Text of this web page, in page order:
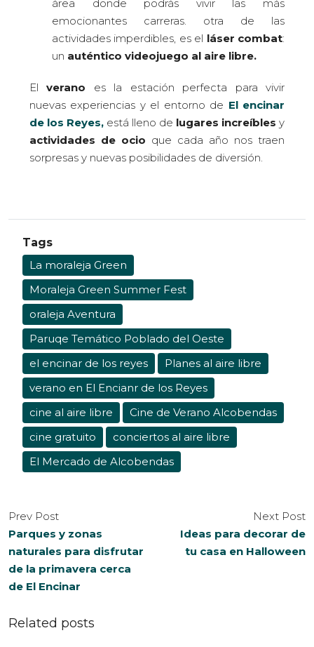
área donde podrás vivir las más
emocionantes carreras. otra de las
actividades imperdibles, es el láser combat:
un auténtico videojuego al aire libre.
Elverano es la estación perfecta para vivir
nuevas experiencias y el entorno de El encinar
de los Reyes, está lleno de lugares increíbles y
actividades de ocio que cada año nos traen
sorpresas y nuevas posibilidades de diversión.
Tags
La moraleja Green
Moraleja Green Summer Fest
oraleja Aventura
Paruqe Temático Poblado del Oeste
el encinar de los reyes
Planes al aire libre
verano en El Encianr de los Reyes
cine al aire libre
Cine de Verano Alcobendas
cine gratuito
conciertos al aire libre
El Mercado de Alcobendas
Prev Post
Parques y zonas
naturales para disfrutar
de la primavera cerca
de El Encinar
Next Post
Ideas para decorar de
tu casa en Halloween
Related posts